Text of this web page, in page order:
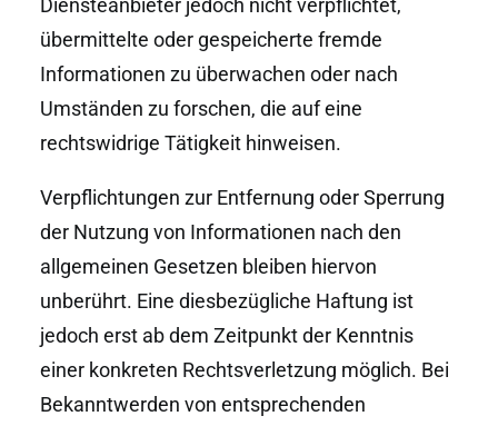
Diensteanbieter jedoch nicht verpflichtet,
übermittelte oder gespeicherte fremde
Informationen zu überwachen oder nach
Umständen zu forschen, die auf eine
rechtswidrige Tätigkeit hinweisen.
Verpflichtungen zur Entfernung oder Sperrung
der Nutzung von Informationen nach den
allgemeinen Gesetzen bleiben hiervon
unberührt. Eine diesbezügliche Haftung ist
jedoch erst ab dem Zeitpunkt der Kenntnis
einer konkreten Rechtsverletzung möglich. Bei
Bekanntwerden von entsprechenden